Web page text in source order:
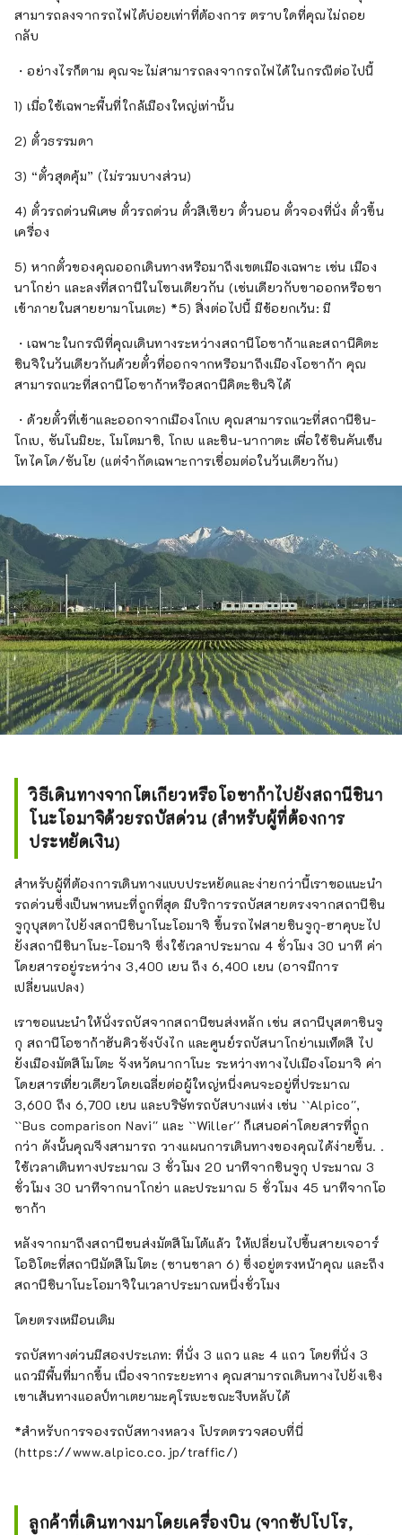
สามารถลงจากรถไฟได้บ่อยเท่าที่ต้องการ ตราบใดที่คุณไม่ถอย
กลับ
・อย่างไรก็ตาม คุณจะไม่สามารถลงจากรถไฟได้ในกรณีต่อไปนี้
1) เมื่อใช้เฉพาะพื้นที่ใกล้เมืองใหญ่เท่านั้น
2) ตั๋วธรรมดา
3) “ตั๋วสุดคุ้ม” (ไม่รวมบางส่วน)
4) ตั๋วรถด่วนพิเศษ ตั๋วรถด่วน ตั๋วสีเขียว ตั๋วนอน ตั๋วจองที่นั่ง ตั๋วขึ้น
เครื่อง
5) หากตั๋วของคุณออกเดินทางหรือมาถึงเขตเมืองเฉพาะ เช่น เมือง
นาโกย่า และลงที่สถานีในโซนเดียวกัน (เช่นเดียวกับขาออกหรือขา
เข้าภายในสายยามาโนเตะ) *5) สิ่งต่อไปนี้ มีข้อยกเว้น: มี
・เฉพาะในกรณีที่คุณเดินทางระหว่างสถานีโอซาก้าและสถานีคิตะ
ชินจิในวันเดียวกันด้วยตั๋วที่ออกจากหรือมาถึงเมืองโอซาก้า คุณ
สามารถแวะที่สถานีโอซาก้าหรือสถานีคิตะชินจิได้
・ด้วยตั๋วที่เข้าและออกจากเมืองโกเบ คุณสามารถแวะที่สถานีชิน-
โกเบ, ซันโนมิยะ, โมโตมาชิ, โกเบ และชิน-นากาตะ เพื่อใช้ชินคันเซ็น
โทไคโด/ซันโย (แต่จำกัดเฉพาะการเชื่อมต่อในวันเดียวกัน)
วิธีเดินทางจากโตเกียวหรือโอซาก้าไปยังสถานีชินา
โนะโอมาจิด้วยรถบัสด่วน (สำหรับผู้ที่ต้องการ
ประหยัดเงิน)
สำหรับผู้ที่ต้องการเดินทางแบบประหยัดและง่ายกว่านี้เราขอแนะนำ
รถด่วนซึ่งเป็นพาหนะที่ถูกที่สุด มีบริการรถบัสสายตรงจากสถานีชิน
จูกุบุสตาไปยังสถานีชินาโนะโอมาจิ ขึ้นรถไฟสายชินจูกุ-ฮาคุบะไป
ยังสถานีชินาโนะ-โอมาจิ ซึ่งใช้เวลาประมาณ 4 ชั่วโมง 30 นาที ค่า
โดยสารอยู่ระหว่าง 3,400 เยน ถึง 6,400 เยน (อาจมีการ
เปลี่ยนแปลง)
เราขอแนะนำให้นั่งรถบัสจากสถานีขนส่งหลัก เช่น สถานีบุสตาชินจู
กุ สถานีโอซาก้าฮันคิวซังบังไก และศูนย์รถบัสนาโกย่าเมเท็ตสึ ไป
ยังเมืองมัตสึโมโตะ จังหวัดนากาโนะ ระหว่างทางไปเมืองโอมาจิ ค่า
โดยสารเที่ยวเดียวโดยเฉลี่ยต่อผู้ใหญ่หนึ่งคนจะอยู่ที่ประมาณ
3,600 ถึง 6,700 เยน และบริษัทรถบัสบางแห่ง เช่น ``Alpico'',
``Bus comparison Navi'' และ ``Willer'' ก็เสนอค่าโดยสารที่ถูก
กว่า ดังนั้นคุณจึงสามารถ วางแผนการเดินทางของคุณได้ง่ายขึ้น. .
ใช้เวลาเดินทางประมาณ 3 ชั่วโมง 20 นาทีจากชินจูกุ ประมาณ 3
ชั่วโมง 30 นาทีจากนาโกย่า และประมาณ 5 ชั่วโมง 45 นาทีจากโอ
ซาก้า
หลังจากมาถึงสถานีขนส่งมัตสึโมโต้แล้ว ให้เปลี่ยนไปขึ้นสายเจอาร์
โออิโตะที่สถานีมัตสึโมโตะ (ชานชาลา 6) ซึ่งอยู่ตรงหน้าคุณ และถึง
สถานีชินาโนะโอมาจิในเวลาประมาณหนึ่งชั่วโมง
โดยตรงเหมือนเดิม
รถบัสทางด่วนมีสองประเภท: ที่นั่ง 3 แถว และ 4 แถว โดยที่นั่ง 3
แถวมีพื้นที่มากขึ้น เนื่องจากระยะทาง คุณสามารถเดินทางไปยังเชิง
เขาเส้นทางแอลป์ทาเตยามะคุโรเบะขณะงีบหลับได้
*สำหรับการจองรถบัสทางหลวง โปรดตรวจสอบที่นี่
(https://www.alpico.co.jp/traffic/)
ลูกค้าที่เดินทางมาโดยเครื่องบิน (จากซัปโปโร,